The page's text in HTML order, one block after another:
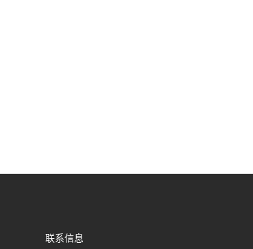
联系信息